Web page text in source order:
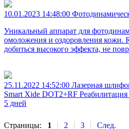
10.01.2023 14:48:00
Уникальный аппарат для
омоложения и оздоровления кожи.
добиться высокого эффекта, не
25.11.2022 14:52:00 Лазерная
Smart Xide DOT2+RF
5 дней
Страницы: 1 2 3 След.